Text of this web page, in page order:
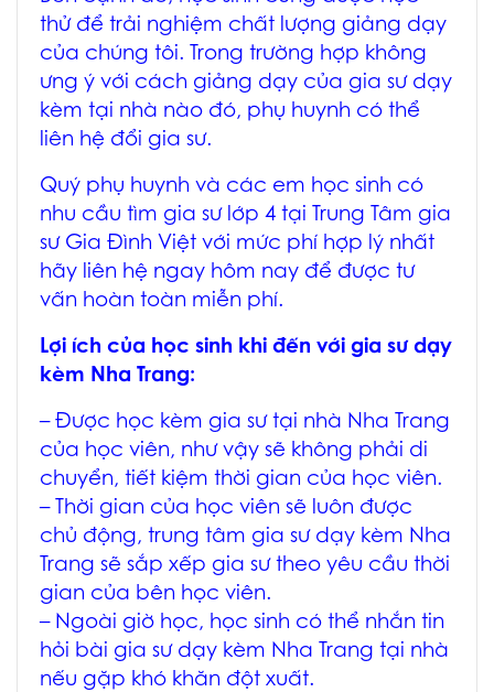
thử để trải nghiệm chất lượng giảng dạy
của chúng tôi. Trong trường hợp không
ưng ý với cách giảng dạy của gia sư dạy
kèm tại nhà nào đó, phụ huynh có thể
liên hệ đổi gia sư.
Quý phụ huynh và các em học sinh có
nhu cầu tìm gia sư lớp 4 tại Trung Tâm gia
sư Gia Đình Việt với mức phí hợp lý nhất
hãy liên hệ ngay hôm nay để được tư
vấn hoàn toàn miễn phí.
Lợi ích của học sinh khi đến với gia sư dạy
kèm Nha Trang:
– Được học kèm gia sư tại nhà Nha Trang
của học viên, như vậy sẽ không phải di
chuyển, tiết kiệm thời gian của học viên.
– Thời gian của học viên sẽ luôn được
chủ động, trung tâm gia sư dạy kèm Nha
Trang sẽ sắp xếp gia sư theo yêu cầu thời
gian của bên học viên.
– Ngoài giờ học, học sinh có thể nhắn tin
hỏi bài gia sư dạy kèm Nha Trang tại nhà
nếu gặp khó khăn đột xuất.